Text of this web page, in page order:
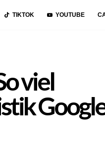
TIKTOK YOUTUBE
viel